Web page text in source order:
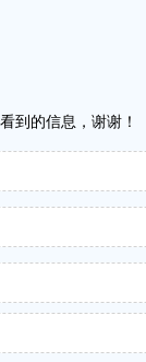
到的信息，谢谢！